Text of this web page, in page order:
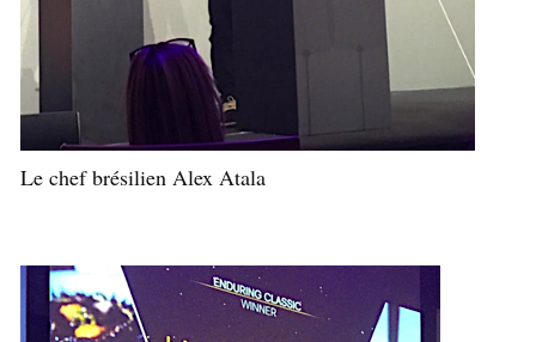
Le chef brésilien Alex Atala